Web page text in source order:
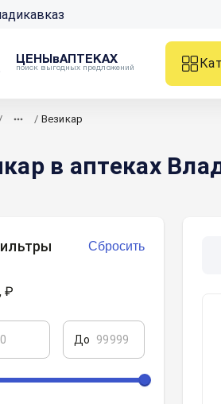
ЦЕНЫвАПТЕКАХ
поиск выгодных предложений
/ Везикар
в аптеках
Сбросить
₽
До